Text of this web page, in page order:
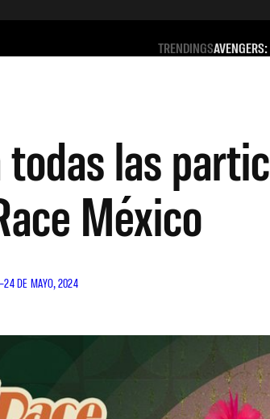
TRENDINGS
todas las
México
–24 DE MAYO, 2024